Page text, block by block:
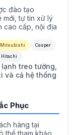
đào tạo
mới, tự tin xử lý
cao cấp, nội địa
Mitsubishi Casper
Hitachi
treo tường,
và cả hệ thống
Phục
hàng tại